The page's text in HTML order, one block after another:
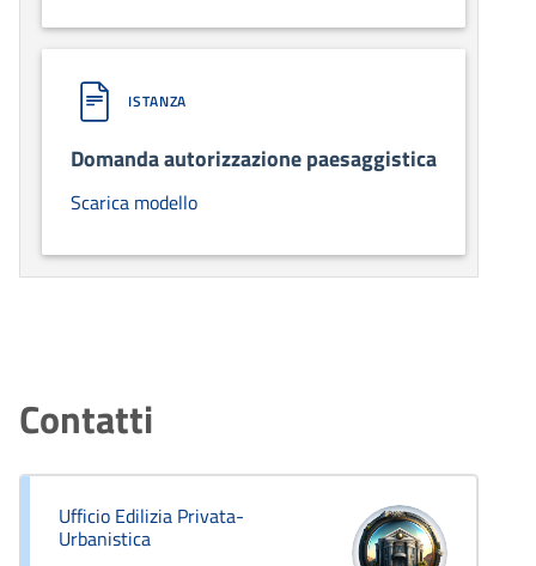
ISTANZA
Domanda autorizzazione paesaggistica
Scarica modello
Contatti
Ufficio Edilizia Privata-
Urbanistica